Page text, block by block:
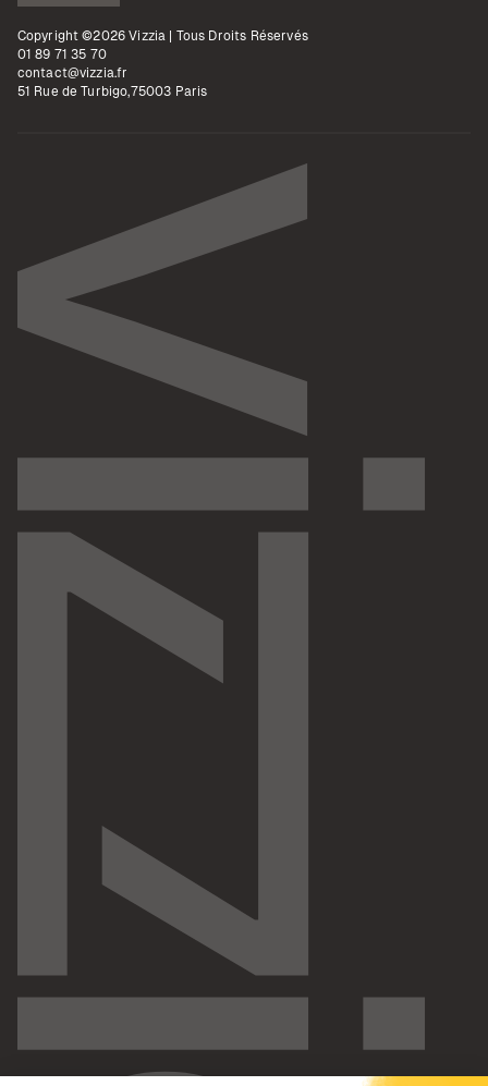
Copyright ©2026 Vizzia | Tous Droits Réservés
01 89 71 35 70
contact@vizzia.fr
51 Rue de Turbigo,75003 Paris